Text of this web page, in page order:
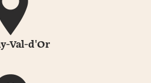
Val-d'Or